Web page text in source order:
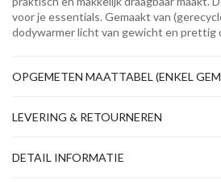
voor je essentials. Gemaakt van
dodywarmer licht van gewicht en prettig
OPGEMETEN MAATTABEL (ENKEL
LEVERING & RETOURNEREN
DETAIL INFORMATIE